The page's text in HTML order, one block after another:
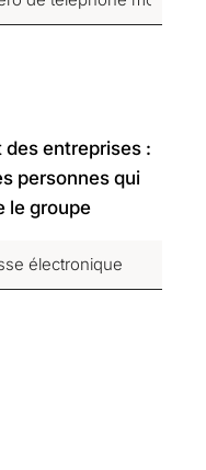
entreprises :
personnes qui
le groupe